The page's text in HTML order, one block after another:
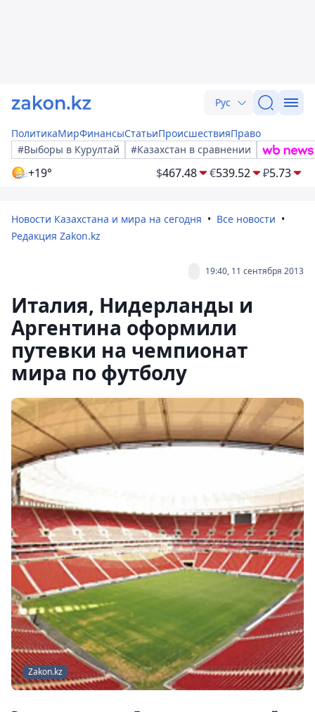
Рус
ПолитикаМирФинансыСтатьиПроисшествияПраво
#Выборы в Курултай
#Казахстан в сравнении
+19° $467.48 €539.52 ₽5.73
Новости Казахстана и мира на сегодня
Все новости
Редакция Zakon.kz
19:40, 11 сентября 2013
Италия, Нидерланды и
Аргентина оформили
путевки на чемпионат
мира по футболу
Zakon.kz